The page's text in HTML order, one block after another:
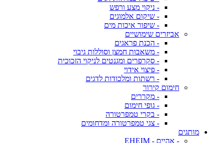
- ניקוי מצע ורפש
- שיקום אלמוגים
- שיפור איכות מים
אביזרים שימושיים
- הכנת פראגים
- משאבות חמצן וסוללות גיבוי
- סקרפרים ומגנטים לניקוי הזכוכית
- פיצוי אידוי
- רשתות ומלכודות לדגים
חימום קירור
- מקררים
- גופי חימום
- בקרי טמפרטורה
- צגי טמפרטורה ומדחומים
מותגים
- אהיים - EHEIM